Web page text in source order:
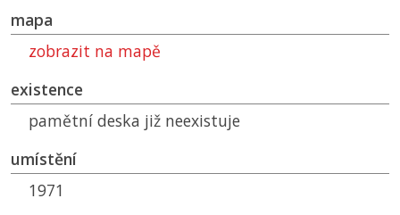
mapa
zobrazit na mapě
existence
pamětní deska již neexistuje
umístění
1971